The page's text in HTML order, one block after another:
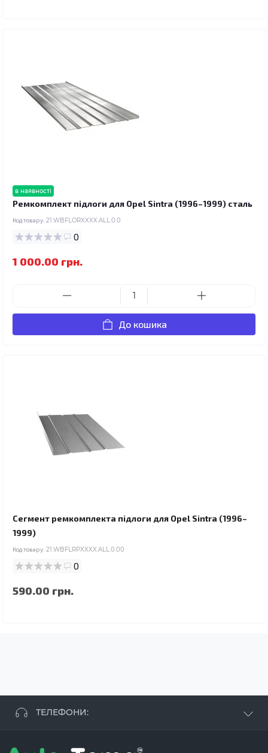
в наявності
Ремкомплект підлоги для Opel Sintra (1996–1999) сталь
Код товару: 21.WBFLORXXXX.ALL.0.0
0
1 000.00 грн.
До кошика
Сегмент ремкомплекта підлоги для Opel Sintra (1996–
1999)
Код товару: 21.WBFLRPXXXX.ALL.0.00
0
590.00 грн.
ТЕЛЕФОНИ: